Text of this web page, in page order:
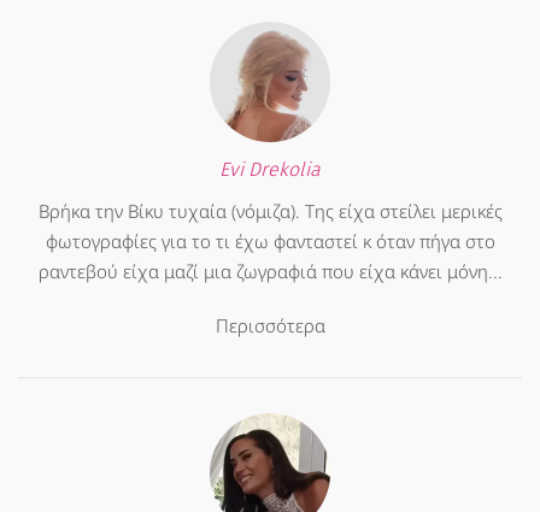
Evi Drekolia
Βρήκα την Βίκυ τυχαία (νόμιζα). Της είχα στείλει μερικές
φωτογραφίες για το τι έχω φανταστεί κ όταν πήγα στο
ραντεβού είχα μαζί μια ζωγραφιά που είχα κάνει μόνη...
Περισσότερα